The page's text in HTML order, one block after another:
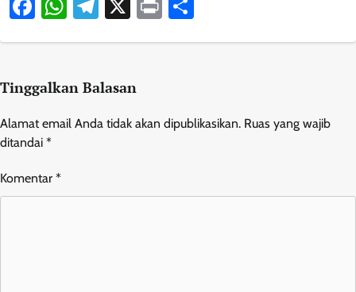
Tinggalkan Balasan
Alamat email Anda tidak akan dipublikasikan. Ruas yang wajib
ditandai *
Komentar *